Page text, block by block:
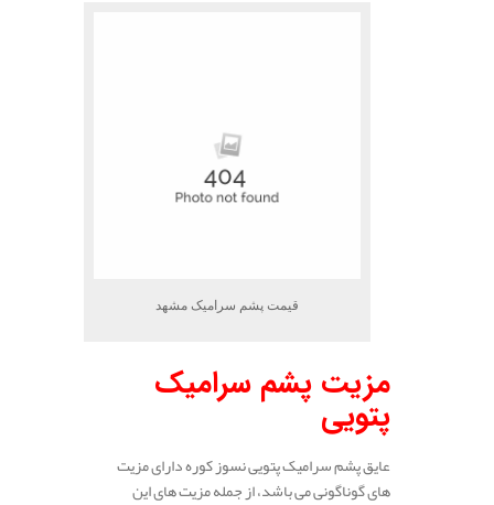
قیمت پشم سرامیک مشهد
مزیت پشم سرامیک
پتویی
عایق پشم سرامیک پتویی نسوز کوره دارای مزیت
های گوناگونی می باشد، از جمله مزیت های این